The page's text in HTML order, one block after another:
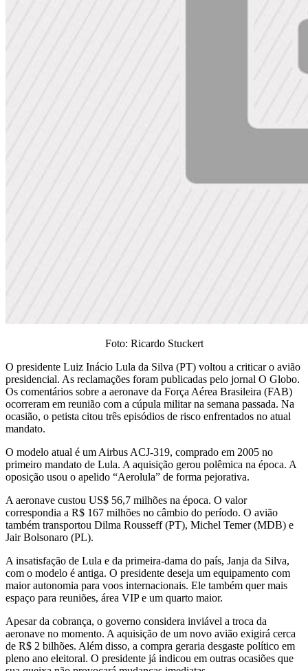
Foto: Ricardo Stuckert
O presidente Luiz Inácio Lula da Silva (PT) voltou a criticar o avião
presidencial. As reclamações foram publicadas pelo jornal O Globo.
Os comentários sobre a aeronave da Força Aérea Brasileira (FAB)
ocorreram em reunião com a cúpula militar na semana passada. Na
ocasião, o petista citou três episódios de risco enfrentados no atual
mandato.
O modelo atual é um Airbus ACJ-319, comprado em 2005 no
primeiro mandato de Lula. A aquisição gerou polêmica na época. A
oposição usou o apelido “Aerolula” de forma pejorativa.
A aeronave custou US$ 56,7 milhões na época. O valor
correspondia a R$ 167 milhões no câmbio do período. O avião
também transportou Dilma Rousseff (PT), Michel Temer (MDB) e
Jair Bolsonaro (PL).
A insatisfação de Lula e da primeira-dama do país, Janja da Silva,
com o modelo é antiga. O presidente deseja um equipamento com
maior autonomia para voos internacionais. Ele também quer mais
espaço para reuniões, área VIP e um quarto maior.
Apesar da cobrança, o governo considera inviável a troca da
aeronave no momento. A aquisição de um novo avião exigirá cerca
de R$ 2 bilhões. Além disso, a compra geraria desgaste político em
pleno ano eleitoral. O presidente já indicou em outras ocasiões que